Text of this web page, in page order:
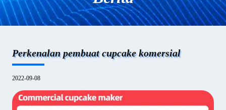
Perkenalan pembuat cupcake komersial
2022-09-08